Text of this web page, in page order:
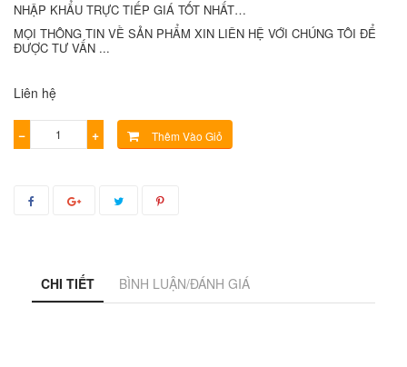
NHẬP KHẨU TRỰC TIẾP GIÁ TỐT NHẤT…
MỌI THÔNG TIN VỀ SẢN PHẨM XIN LIÊN HỆ VỚI CHÚNG TÔI ĐỂ
ĐƯỢC TƯ VẤN ...
Liên hệ
− + Thêm Vào Giỏ
CHI TIẾT BÌNH LUẬN/ĐÁNH GIÁ